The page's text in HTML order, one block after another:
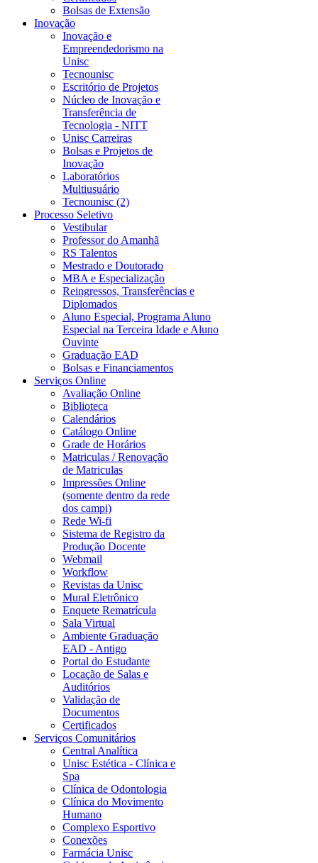
Bolsas de Extensão
Inovação
Inovação e
Empreendedorismo na
Unisc
Tecnounisc
Escritório de Projetos
Núcleo de Inovação e
Transferência de
Tecnologia - NITT
Unisc Carreiras
Bolsas e Projetos de
Inovação
Laboratórios
Multiusuário
Tecnounisc (2)
Processo Seletivo
Vestibular
Professor do Amanhã
RS Talentos
Mestrado e Doutorado
MBA e Especialização
Reingressos, Transferências e
Diplomados
Aluno Especial, Programa Aluno
Especial na Terceira Idade e Aluno
Ouvinte
Graduação EAD
Bolsas e Financiamentos
Serviços Online
Avaliação Online
Biblioteca
Calendários
Catálogo Online
Grade de Horários
Matriculas / Renovação
de Matriculas
Impressões Online
(somente dentro da rede
dos campi)
Rede Wi-fi
Sistema de Registro da
Produção Docente
Webmail
Workflow
Revistas da Unisc
Mural Eletrônico
Enquete Rematrícula
Sala Virtual
Ambiente Graduação
EAD - Antigo
Portal do Estudante
Locação de Salas e
Auditórios
Validação de
Documentos
Certificados
Serviços Comunitários
Central Analítica
Unisc Estética - Clínica e
Spa
Clínica de Odontologia
Clínica do Movimento
Humano
Complexo Esportivo
Conexões
Farmácia Unisc